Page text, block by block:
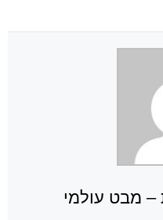
– מבט עולמי